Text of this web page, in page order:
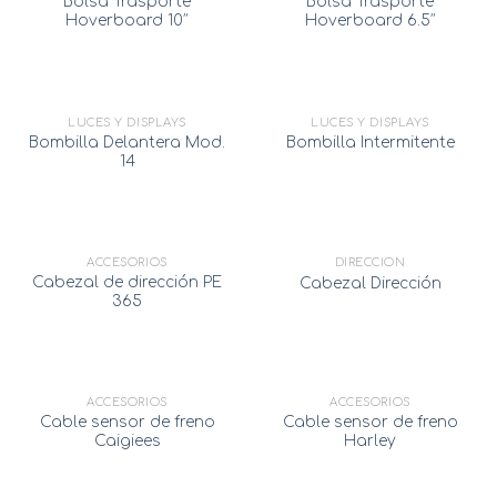
Hoverboard 10″
Hoverboard 6.5″
LUCES Y DISPLAYS
Bombilla Delantera Mod.
14
AGOTADO
LUCES Y DISPLAYS
Bombilla Intermitente
AGOTADO
ACCESORIOS
Cabezal de dirección PE
365
DIRECCIÓN
Cabezal Dirección
ACCESORIOS
Cable sensor de freno
Caigiees
ACCESORIOS
Cable sensor de freno
Harley